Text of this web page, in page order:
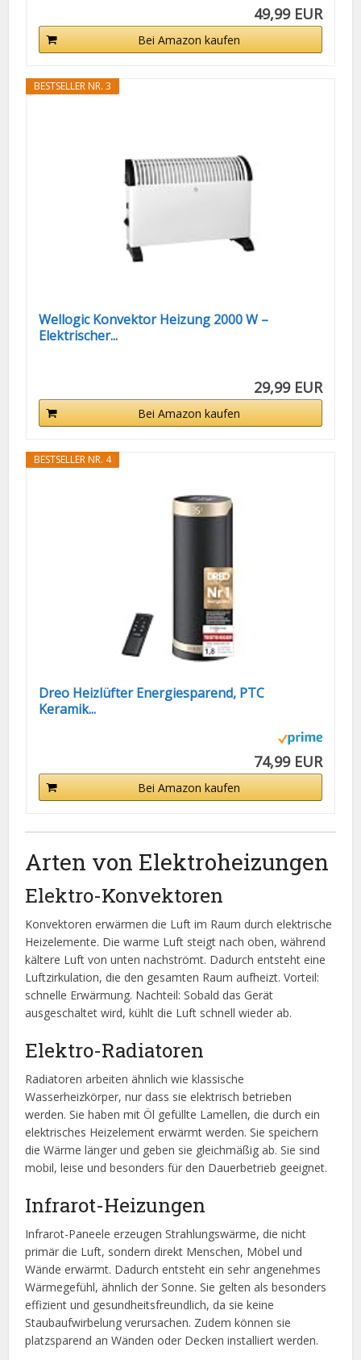
49,99 EUR
Bei Amazon kaufen
BESTSELLER NR. 3
Wellogic Konvektor Heizung 2000 W –
Elektrischer...
29,99 EUR
Bei Amazon kaufen
BESTSELLER NR. 4
Dreo Heizlüfter Energiesparend, PTC
Keramik...
74,99 EUR
Bei Amazon kaufen
Arten von Elektroheizungen
Elektro-Konvektoren
Konvektoren erwärmen die Luft im Raum durch elektrische
Heizelemente. Die warme Luft steigt nach oben, während
kältere Luft von unten nachströmt. Dadurch entsteht eine
Luftzirkulation, die den gesamten Raum aufheizt. Vorteil:
schnelle Erwärmung. Nachteil: Sobald das Gerät
ausgeschaltet wird, kühlt die Luft schnell wieder ab.
Elektro-Radiatoren
Radiatoren arbeiten ähnlich wie klassische
Wasserheizkörper, nur dass sie elektrisch betrieben
werden. Sie haben mit Öl gefüllte Lamellen, die durch ein
elektrisches Heizelement erwärmt werden. Sie speichern
die Wärme länger und geben sie gleichmäßig ab. Sie sind
mobil, leise und besonders für den Dauerbetrieb geeignet.
Infrarot-Heizungen
Infrarot-Paneele erzeugen Strahlungswärme, die nicht
primär die Luft, sondern direkt Menschen, Möbel und
Wände erwärmt. Dadurch entsteht ein sehr angenehmes
Wärmegefühl, ähnlich der Sonne. Sie gelten als besonders
effizient und gesundheitsfreundlich, da sie keine
Staubaufwirbelung verursachen. Zudem können sie
platzsparend an Wänden oder Decken installiert werden.